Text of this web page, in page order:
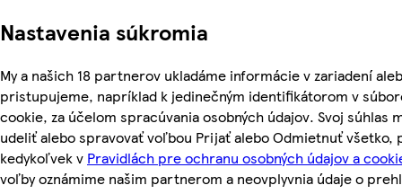
Nastavenia súkromia
My a našich 18 partnerov ukladáme informácie v zariadení
pristupujeme, napríklad k jedinečným identifikátorom v
cookie, za účelom spracúvania osobných údajov. Svoj súhlas
udeliť alebo spravovať voľbou Prijať alebo Odmietnuť všetko,
kedykoľvek v Pravidlách pre ochranu osobných údajov a
voľby oznámime našim partnerom a neovplyvnia údaje o